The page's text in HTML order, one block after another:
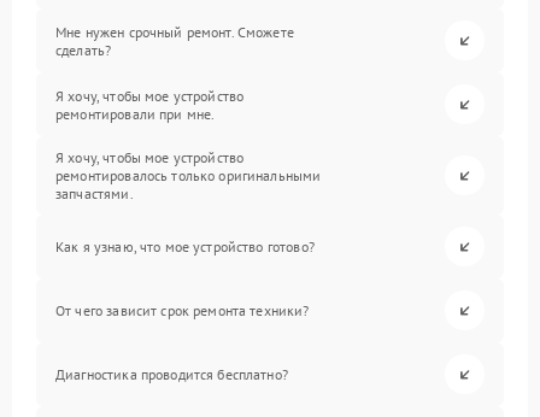
Мне нужен срочный ремонт. Сможете
сделать?
Я хочу, чтобы мое устройство
ремонтировали при мне.
Я хочу, чтобы мое устройство
ремонтировалось только оригинальными
запчастями.
Как я узнаю, что мое устройство готово?
От чего зависит срок ремонта техники?
Диагностика проводится бесплатно?